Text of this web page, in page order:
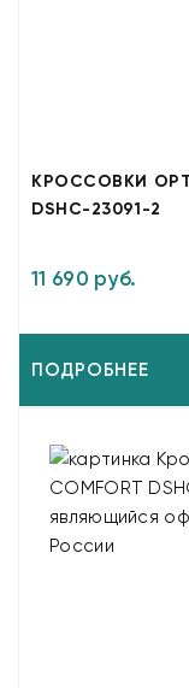
КРОССОВКИ
DSHC-23091-2
11 690 руб.
ПОДРОБНЕЕ